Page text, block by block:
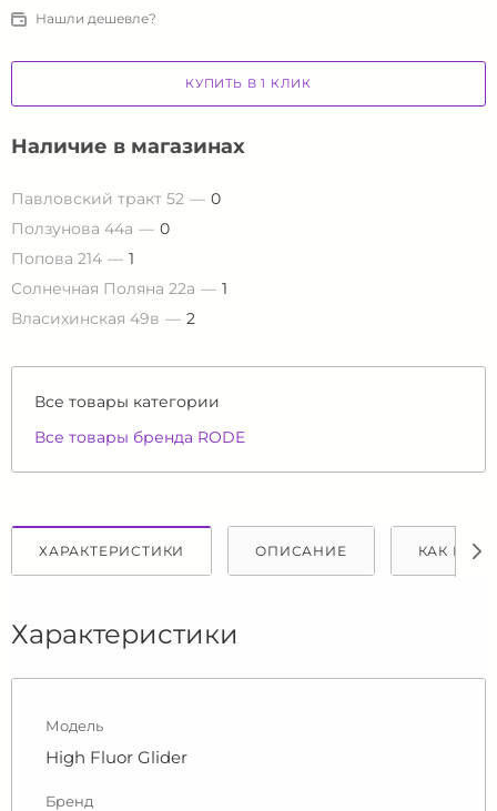
Нашли дешевле?
КУПИТЬ В 1 КЛИК
Наличие в магазинах
Павловский тракт 52
0
Ползунова 44а
0
Попова 214
1
Солнечная Поляна 22а
1
Власихинская 49в
2
Все товары категории
Все товары бренда RODE
ХАРАКТЕРИСТИКИ ОПИСАНИЕ КАК
Характеристики
Модель
High Fluor Glider
Бренд